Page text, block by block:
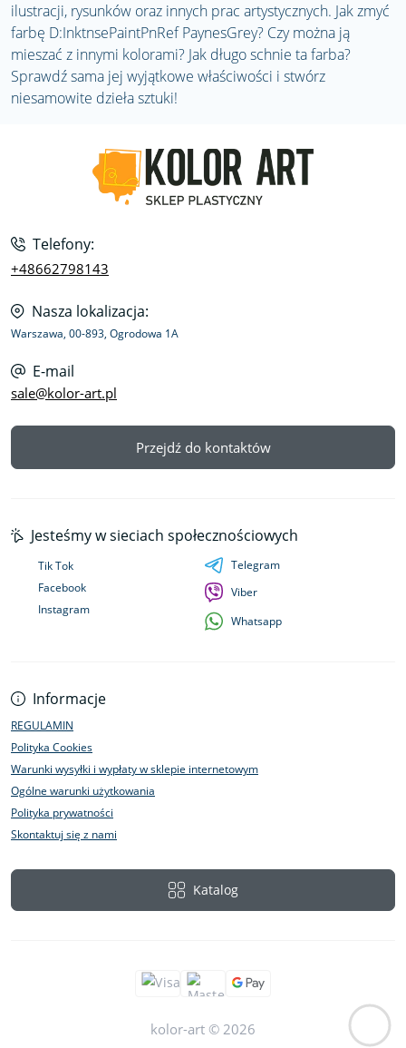
ilustracji, rysunków oraz innych prac artystycznych. Jak zmyć
farbę D:InktnsePaintPnRef PaynesGrey? Czy można ją
mieszać z innymi kolorami? Jak długo schnie ta farba?
Sprawdź sama jej wyjątkowe właściwości i stwórz
niesamowite dzieła sztuki!
Telefony:
+48662798143
Nasza lokalizacja:
Warszawa, 00-893, Ogrodowa 1A
E-mail
sale@kolor-art.pl
Przejdź do kontaktów
Informacje
REGULAMIN
Polityka Cookies
Warunki wysyłki i wypłaty w sklepie internetowym
Ogólne warunki użytkowania
Polityka prywatności
Skontaktuj się z nami
Katalog
Jesteśmy w sieciach społecznościowych
Tik Tok
Facebook
Instagram
Telegram
Viber
Whatsapp
kolor-art © 2026